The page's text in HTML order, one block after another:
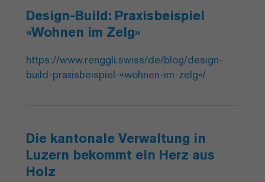
Design-Build: Praxisbeispiel
«Wohnen im Zelg»
https://www.renggli.swiss/de/blog/design-
build-praxisbeispiel-«wohnen-im-zelg»/
Die kantonale Verwaltung in
Luzern bekommt ein Herz aus
Holz